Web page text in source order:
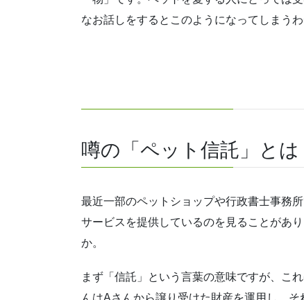
なお話しをするとこのようになってしまうわ
噂の「ペット信託」とは
最近一部のペットショップや行政書士事務
サービスを提供しているのを見ることがあ
か。
まず「信託」という言葉の意味ですが、こ